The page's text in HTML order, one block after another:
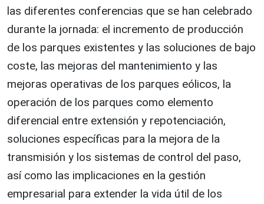
las diferentes conferencias que se han celebrado
durante la jornada: el incremento de producción
de los parques existentes y las soluciones de bajo
coste, las mejoras del mantenimiento y las
mejoras operativas de los parques eólicos, la
operación de los parques como elemento
diferencial entre extensión y repotenciación,
soluciones específicas para la mejora de la
transmisión y los sistemas de control del paso,
así como las implicaciones en la gestión
empresarial para extender la vida útil de los